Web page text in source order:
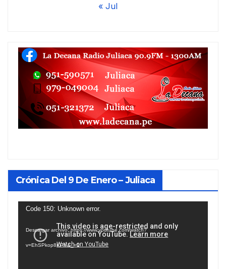
« Jul
Crónica Del 9 De Enero – Juliaca
Reproductor
vídeo
Code 150: Unknown error.
Descargar archivo: https://www.youtube.com/watch?
v=EhSPkop8KPY&_=1